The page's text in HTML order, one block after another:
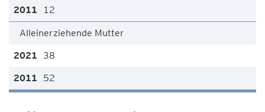
12
Alleinerziehende Mutter
38
52